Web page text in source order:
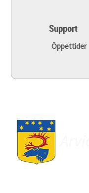
Support
Öppettider